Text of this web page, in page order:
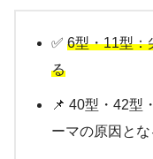
✅ 6型・11型：
る
📌 40型・42型
ーマの原因とな